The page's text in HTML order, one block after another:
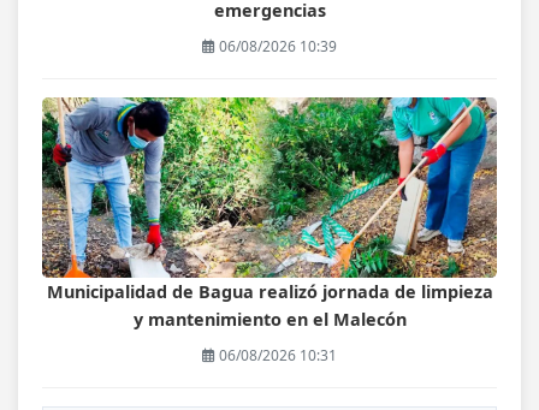
emergencias
06/08/2026 10:39
Municipalidad de Bagua realizó jornada de limpieza
y mantenimiento en el Malecón
06/08/2026 10:31